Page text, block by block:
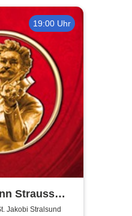
19:00 Uhr
Strauss
Jakobi Stralsund